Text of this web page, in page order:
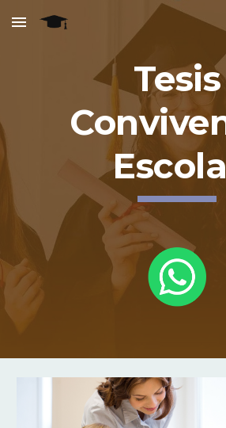
Skip to main content
Tesis